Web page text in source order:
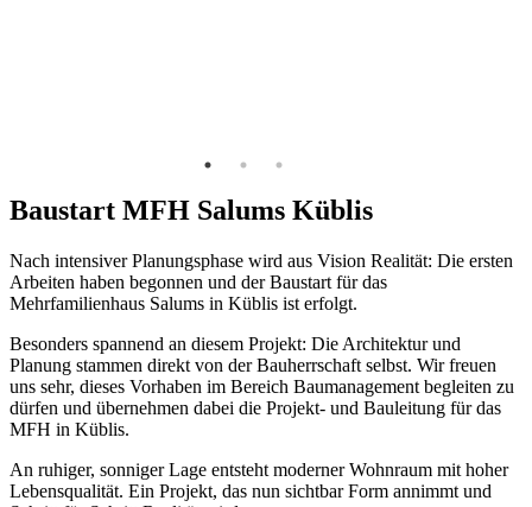
Baustart MFH Salums Küblis
Nach intensiver Planungsphase wird aus Vision Realität: Die ersten
Arbeiten haben begonnen und der Baustart für das
Mehrfamilienhaus Salums in Küblis ist erfolgt.
Besonders spannend an diesem Projekt: Die Architektur und
Planung stammen direkt von der Bauherrschaft selbst. Wir freuen
uns sehr, dieses Vorhaben im Bereich Baumanagement begleiten zu
dürfen und übernehmen dabei die Projekt- und Bauleitung für das
MFH in Küblis.
An ruhiger, sonniger Lage entsteht moderner Wohnraum mit hoher
Lebensqualität. Ein Projekt, das nun sichtbar Form annimmt und